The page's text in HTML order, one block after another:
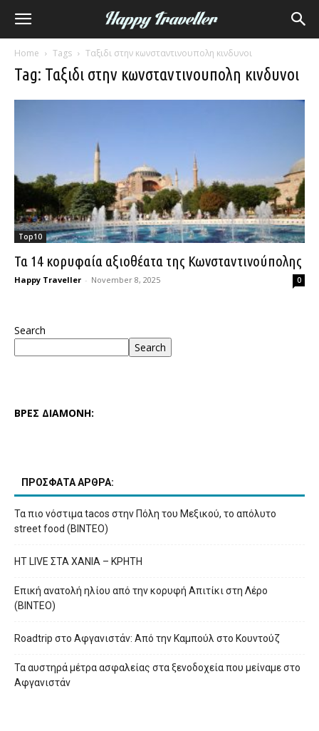
Home Tags Ταξιδι στην κωνσταντινουπολη κινδυνοι
Tag: Ταξιδι στην κωνσταντινουπολη κινδυνοι
Top10
Τα 14 κορυφαία αξιοθέατα της Κωνσταντινούπολης
Happy Traveller - November 8, 2025 0
Search
Search
ΒΡΕΣ ΔΙΑΜΟΝΗ:
ΠΡΟΣΦΑΤΑ ΑΡΘΡΑ:
Τα πιο νόστιμα tacos στην Πόλη του Μεξικού, το απόλυτο
street food (ΒΙΝΤΕΟ)
HT LIVE ΣΤΑ ΧΑΝΙΑ – ΚΡΗΤΗ
Επική ανατολή ηλίου από την κορυφή Απιτίκι στη Λέρο
(ΒΙΝΤΕΟ)
Roadtrip στο Αφγανιστάν: Από την Καμπούλ στο Κουντούζ
Τα αυστηρά μέτρα ασφαλείας στα ξενοδοχεία που μείναμε στο
Αφγανιστάν